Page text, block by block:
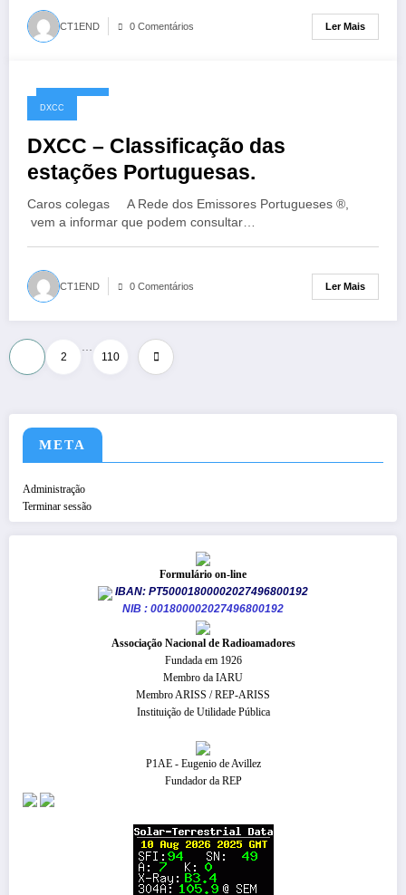
CT1END 0 Comentários Ler Mais
10/05/2026
DXCC
DXCC – Classificação das
estações Portuguesas.
Caros colegas A Rede dos Emissores Portugueses ®,
vem a informar que podem consultar…
CT1END 0 Comentários Ler Mais
Paginação
conteúdos
2
…
110
META
Administração
Terminar sessão
Formulário on-line
IBAN: PT50001800002027496800192
NIB : 001800002027496800192
​Associação Nacional de Radioamadores
Fundada em 1926
Membro da IARU
Membro ARISS / REP-ARISS
Instituição de Utilidade Pública
P1AE - Eugenio de Avillez
Fundador da REP